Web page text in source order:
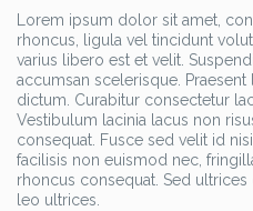
Lorem ipsum dolor sit amet,
rhoncus, ligula vel tincidunt
varius libero est et velit.
accumsan scelerisque.
dictum. Curabitur consectetur
Vestibulum lacinia lacus non
consequat. Fusce sed velit id
facilisis non euismod nec,
rhoncus consequat. Sed
leo ultrices.